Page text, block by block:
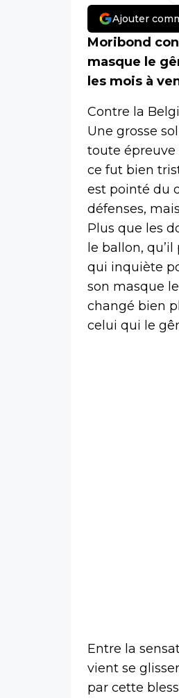
Ajouter
Moribond
masque le
les mois à
Contre la
Une grosse
toute épreuve
ce fut bien
est pointé du
défenses,
Plus que les
le ballon,
qui inquiète
son masque
changé bien
celui qui le
Entre la
vient se
par cette